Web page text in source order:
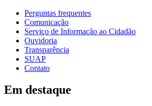
Perguntas frequentes
Comunicação
Serviço de Informação ao Cidadão
Ouvidoria
Transparência
SUAP
Contato
Em destaque